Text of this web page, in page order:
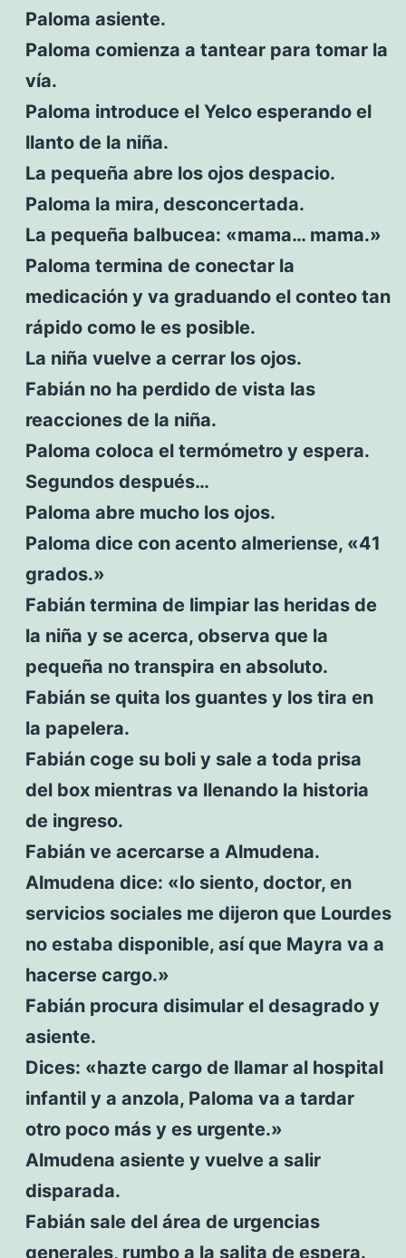
Paloma asiente.
Paloma comienza a tantear para tomar la
vía.
Paloma introduce el Yelco esperando el
llanto de la niña.
La pequeña abre los ojos despacio.
Paloma la mira, desconcertada.
La pequeña balbucea: «mama… mama.»
Paloma termina de conectar la
medicación y va graduando el conteo tan
rápido como le es posible.
La niña vuelve a cerrar los ojos.
Fabián no ha perdido de vista las
reacciones de la niña.
Paloma coloca el termómetro y espera.
Segundos después…
Paloma abre mucho los ojos.
Paloma dice con acento almeriense, «41
grados.»
Fabián termina de limpiar las heridas de
la niña y se acerca, observa que la
pequeña no transpira en absoluto.
Fabián se quita los guantes y los tira en
la papelera.
Fabián coge su boli y sale a toda prisa
del box mientras va llenando la historia
de ingreso.
Fabián ve acercarse a Almudena.
Almudena dice: «lo siento, doctor, en
servicios sociales me dijeron que Lourdes
no estaba disponible, así que Mayra va a
hacerse cargo.»
Fabián procura disimular el desagrado y
asiente.
Dices: «hazte cargo de llamar al hospital
infantil y a anzola, Paloma va a tardar
otro poco más y es urgente.»
Almudena asiente y vuelve a salir
disparada.
Fabián sale del área de urgencias
generales, rumbo a la salita de espera.